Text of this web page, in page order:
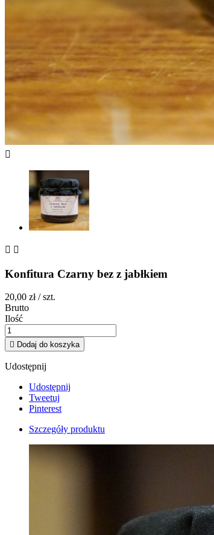

 
Konfitura Czarny bez z jabłkiem
20,00 zł / szt.
Brutto
Ilość
 Dodaj do koszyka
Udostępnij
Udostępnij
Tweetuj
Pinterest
Szczegóły produktu